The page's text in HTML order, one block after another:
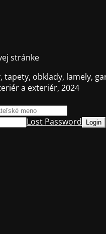
stránke
tapety, obklady, lamely,
a exteriér, 2024
Lost Password